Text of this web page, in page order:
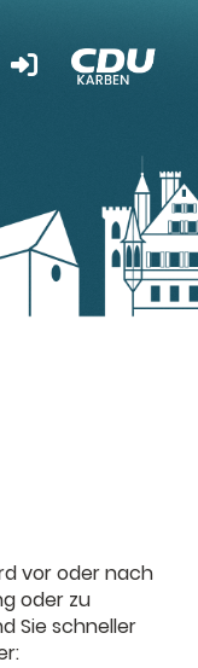
vor oder nach
oder zu
Sie schneller